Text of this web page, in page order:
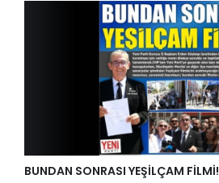
BUNDAN SONRASI YEŞİLÇAM FİLMİ!